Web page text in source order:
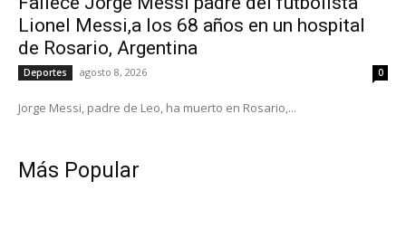
Lionel Messi,a los 68 años en un hospital
de Rosario, Argentina
Deportes agosto 8, 2026 0
Jorge Messi, padre de Leo, ha muerto en Rosario,...
Más Popular